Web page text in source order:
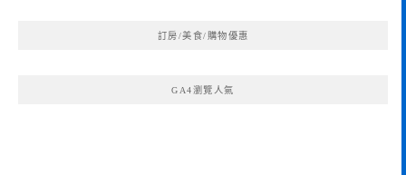
訂房/美食/購物優惠
GA4瀏覽人氣